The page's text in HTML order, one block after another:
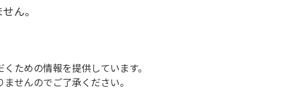
ん。
ための情報を提供しています。
せんのでご了承ください。